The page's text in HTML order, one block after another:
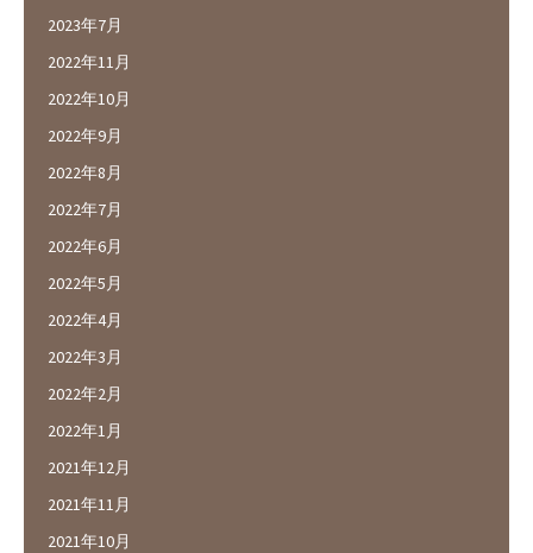
2023年7月
2022年11月
2022年10月
2022年9月
2022年8月
2022年7月
2022年6月
2022年5月
2022年4月
2022年3月
2022年2月
2022年1月
2021年12月
2021年11月
2021年10月